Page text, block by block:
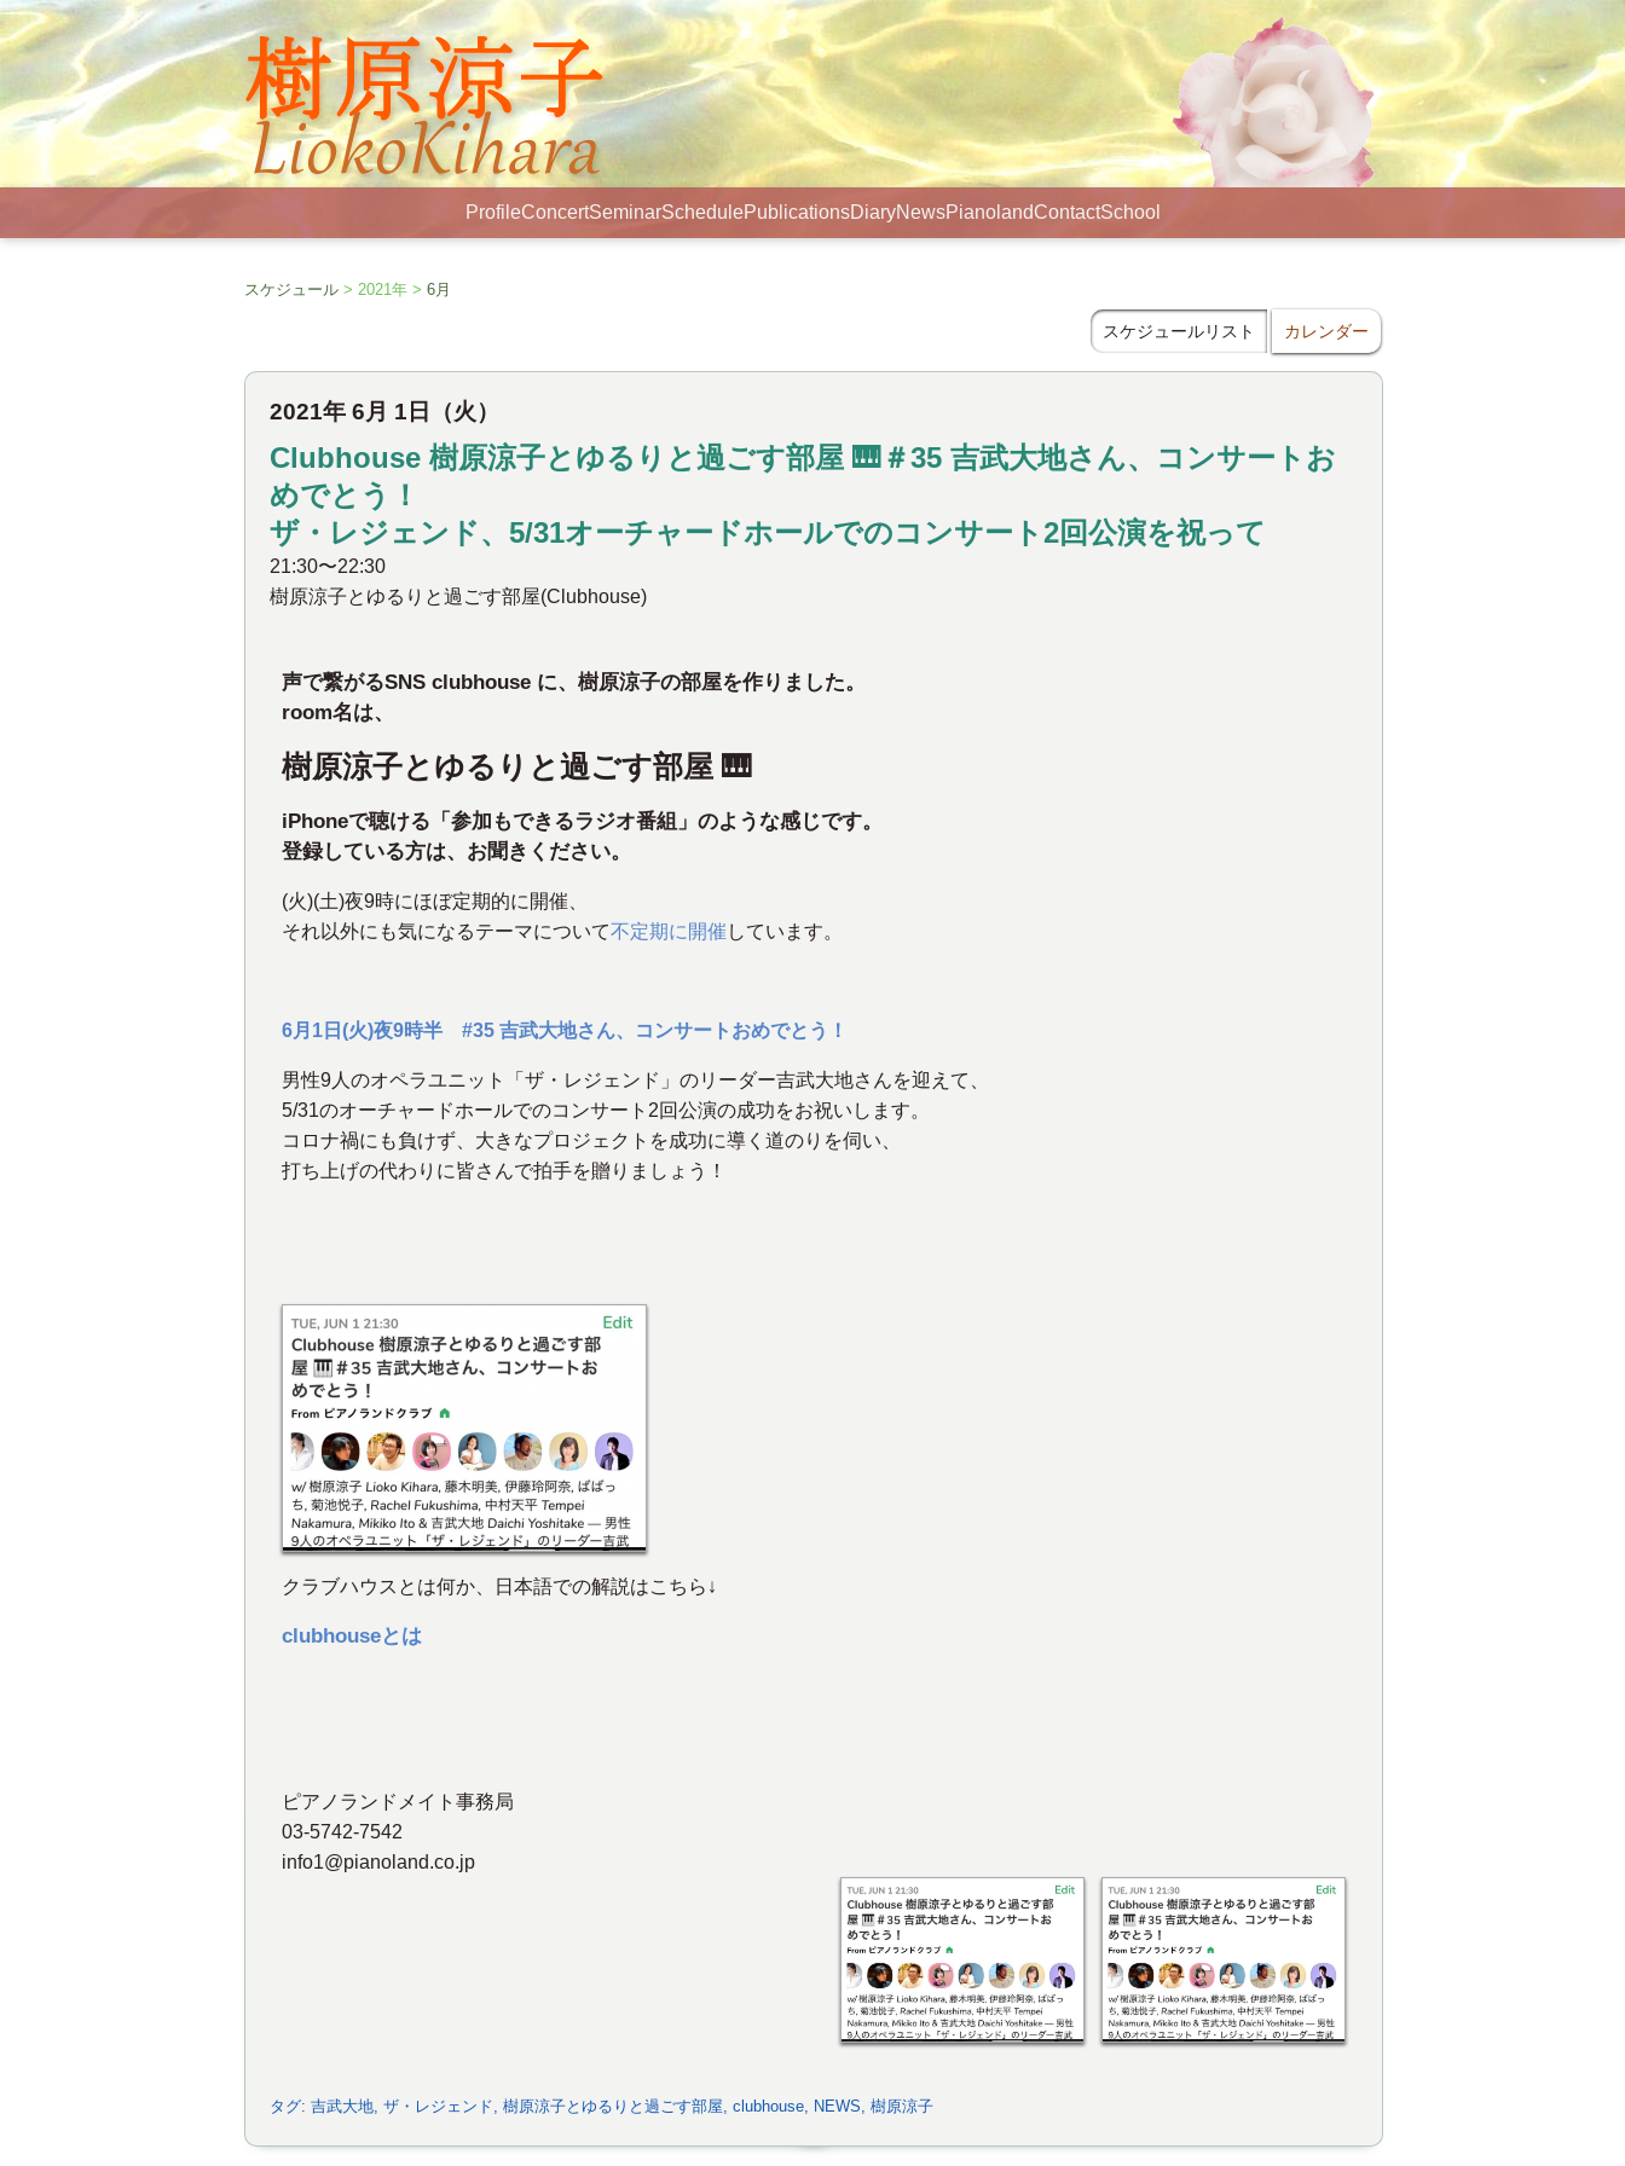
ProfileConcertSeminarSchedulePublicationsDiaryNewsPianolandContactSchool
スケジュール > 2021年 > 6月
スケジュールリスト カレンダー
2021年 6月 1日（火）
Clubhouse 樹原涼子とゆるりと過ごす部屋 🎹＃35 吉武大地さん、コンサートお
めでとう！
ザ・レジェンド、5/31オーチャードホールでのコンサート2回公演を祝って
21:30〜22:30
樹原涼子とゆるりと過ごす部屋(Clubhouse)
声で繋がるSNS clubhouse に、樹原涼子の部屋を作りました。
room名は、
樹原涼子とゆるりと過ごす部屋 🎹
iPhoneで聴ける「参加もできるラジオ番組」のような感じです。
登録している方は、お聞きください。
(火)(土)夜9時にほぼ定期的に開催、
それ以外にも気になるテーマについて不定期に開催 しています。
6月1日(火)夜9時半 #35 吉武大地さん、コンサートおめでとう！
男性9人のオペラユニット「ザ・レジェンド」のリーダー吉武大地さんを迎えて、
5/31のオーチャードホールでのコンサート2回公演の成功をお祝いします。
コロナ禍にも負けず、大きなプロジェクトを成功に導く道のりを伺い、
打ち上げの代わりに皆さんで拍手を贈りましょう！
クラブハウスとは何か、日本語での解説はこちら↓
clubhouseとは
ピアノランドメイト事務局
03-5742-7542
info1@pianoland.co.jp
タグ: 吉武大地, ザ・レジェンド, 樹原涼子とゆるりと過ごす部屋, clubhouse, NEWS, 樹原涼子